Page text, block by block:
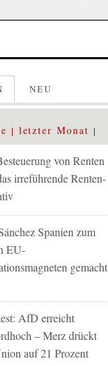
NEU
letzter Monat
von Renten
irreführende Renten-
Spanien zum
EU-
gemacht
AfD erreicht
– Merz drückt
auf 21 Prozent